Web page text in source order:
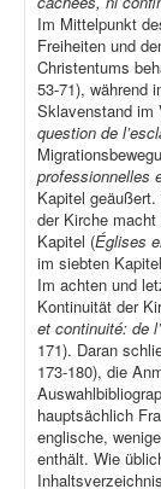
Im Mittelpunkt
Freiheiten und
Christentums
53-71), während
Sklavenstand im
question de
professionnelles
Kapitel
der Kirche
Kapitel (Églises
im siebten
Im achten und
Kontinuität der
et continuité: de
171). Daran
173-180), die
hauptsächlich
englische,
enthält. Wie